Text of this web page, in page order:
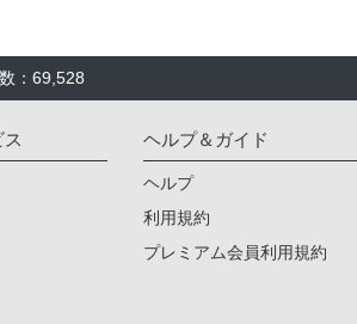
：69,528
ヘルプ＆ガイド
ヘルプ
利用規約
プレミアム会員利用規約